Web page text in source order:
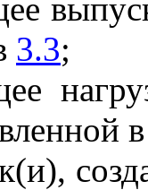
3.3;